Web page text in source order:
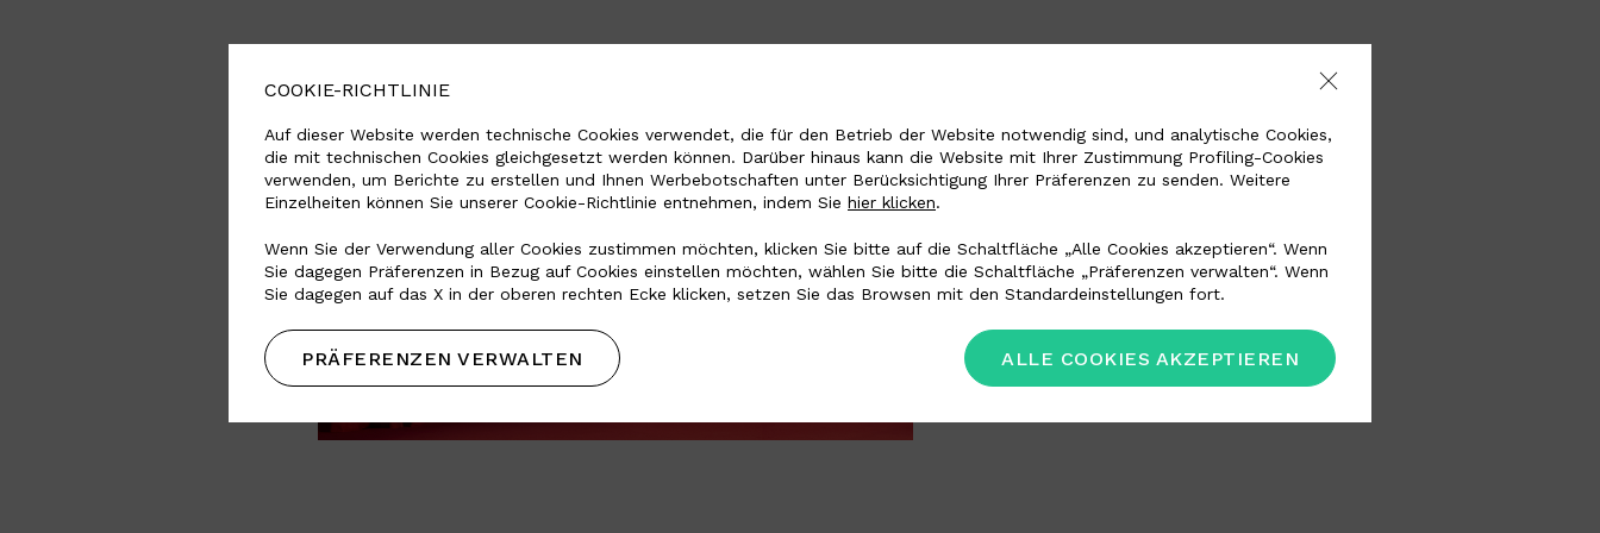
COOKIE-RICHTLINIE
Auf dieser Website werden technische Cookies verwendet, die für den Betrieb der Website notwendig sind, und analytische Cookies,
die mit technischen Cookies gleichgesetzt werden können. Darüber hinaus kann die Website mit Ihrer Zustimmung Profiling-Cookies
verwenden, um Berichte zu erstellen und Ihnen Werbebotschaften unter Berücksichtigung Ihrer Präferenzen zu senden. Weitere
Einzelheiten können Sie unserer Cookie-Richtlinie entnehmen, indem Sie hier klicken.
Wenn Sie der Verwendung aller Cookies zustimmen möchten, klicken Sie bitte auf die Schaltfläche „Alle Cookies akzeptieren“. Wenn
Sie dagegen Präferenzen in Bezug auf Cookies einstellen möchten, wählen Sie bitte die Schaltfläche „Präferenzen verwalten“. Wenn
Sie dagegen auf das X in der oberen rechten Ecke klicken, setzen Sie das Browsen mit den Standardeinstellungen fort.
ALLE COOKIES AKZEPTIEREN
PRÄFERENZEN VERWALTEN